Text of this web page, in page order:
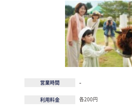
営業時間 -
利用料金 各200円